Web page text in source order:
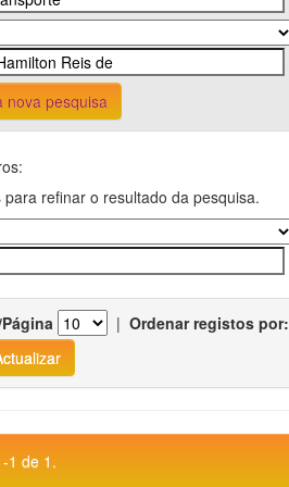
nova pesquisa
para refinar o resultado da pesquisa.
| Ordenar registos por:
1 de 1.